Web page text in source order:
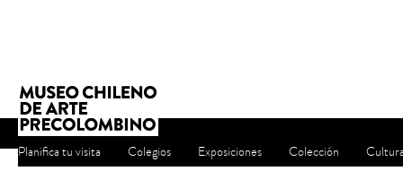
Planifica tu visita Colegios Exposiciones Colección